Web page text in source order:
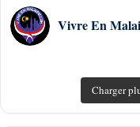
Vivre En
Charger